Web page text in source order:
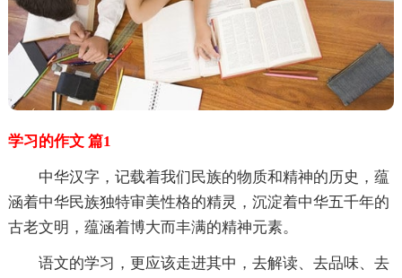
学习的作文 篇1
中华汉字，记载着我们民族的物质和精神的历史，蕴
涵着中华民族独特审美性格的精灵，沉淀着中华五千年的
古老文明，蕴涵着博大而丰满的精神元素。
语文的学习，更应该走进其中，去解读、去品味、去